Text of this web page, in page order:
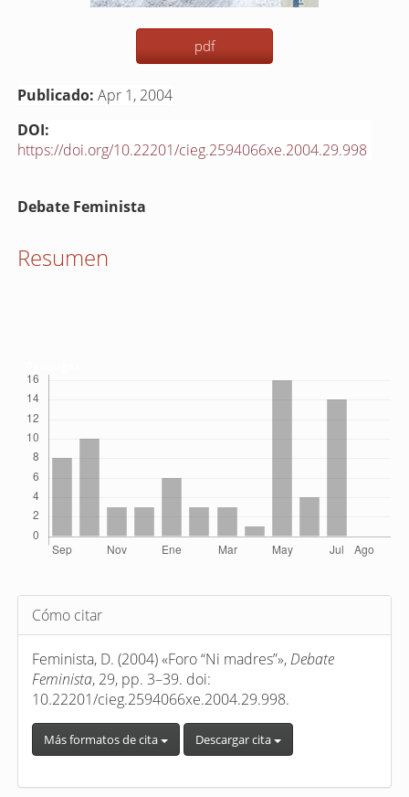
pdf
Publicado: Apr 1, 2004
DOI:
https://doi.org/10.22201/cieg.2594066xe.2004.29.998
Contenido
del
Debate Feminista
Resumen
Detalles
del
artículo
Cómo citar
Feminista, D. (2004) «Foro “Ni madres”», Debate
Feminista, 29, pp. 3–39. doi:
10.22201/cieg.2594066xe.2004.29.998.
Más formatos de cita Descargar cita